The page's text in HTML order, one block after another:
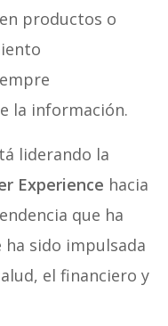
productos o
la información.
liderando la
Experience hacia
que ha
ha sido impulsada
el financiero y